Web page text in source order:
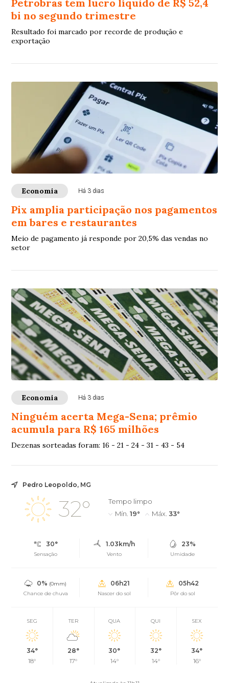
Petrobras tem lucro líquido de R$ 52,4
bi no segundo trimestre
Resultado foi marcado por recorde de produção e
exportação
Economia Há 3 dias
Pix amplia participação nos pagamentos
em bares e restaurantes
Meio de pagamento já responde por 20,5% das vendas no
setor
Economia Há 3 dias
Ninguém acerta Mega-Sena; prêmio
acumula para R$ 165 milhões
Dezenas sorteadas foram: 16 - 21 - 24 - 31 - 43 - 54
Pedro Leopoldo, MG
32°
Tempo limpo
Mín. 19° Máx. 33°
30°
Sensação
1.03km/h
Vento
23%
Umidade
0% (0mm)
Chance de chuva
06h21
Nascer do sol
05h42
Pôr do sol
SEG
34°
18°
TER
28°
17°
QUA
30°
14°
QUI
32°
14°
SEX
34°
16°